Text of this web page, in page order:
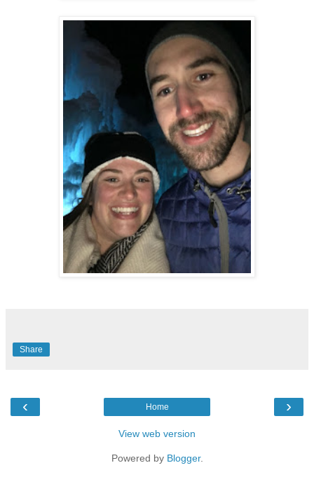
Share
‹ ›
Home
View web version
Powered by Blogger.